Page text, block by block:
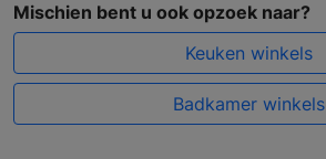
Mischien bent u ook opzoek naar?
Keuken winkels
Badkamer winkels